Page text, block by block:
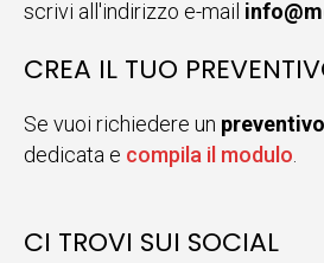
scrivi all'indirizzo e-mail
CREA IL TUO
Se vuoi richiedere un preventivo
dedicata e compila il modulo.
CI TROVI SUI SOCIAL